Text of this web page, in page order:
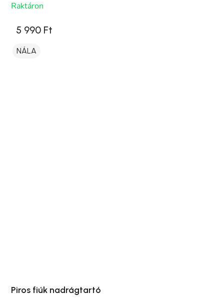
Raktáron
5 990 Ft
NÁLA
Piros fiúk nadrágtartó